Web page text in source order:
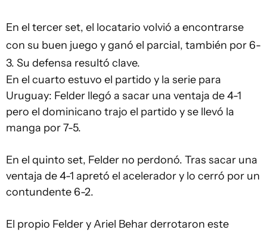
En el tercer set, el locatario volvió a encontrarse
con su buen juego y ganó el parcial, también por 6-
3. Su defensa resultó clave.
En el cuarto estuvo el partido y la serie para
Uruguay: Felder llegó a sacar una ventaja de 4-1
pero el dominicano trajo el partido y se llevó la
manga por 7-5.
En el quinto set, Felder no perdonó. Tras sacar una
ventaja de 4-1 apretó el acelerador y lo cerró por un
contundente 6-2.
El propio Felder y Ariel Behar derrotaron este